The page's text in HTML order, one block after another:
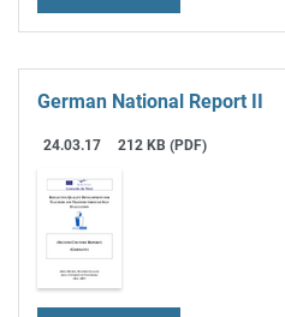
German National Report II
24.03.17 212 KB (PDF)